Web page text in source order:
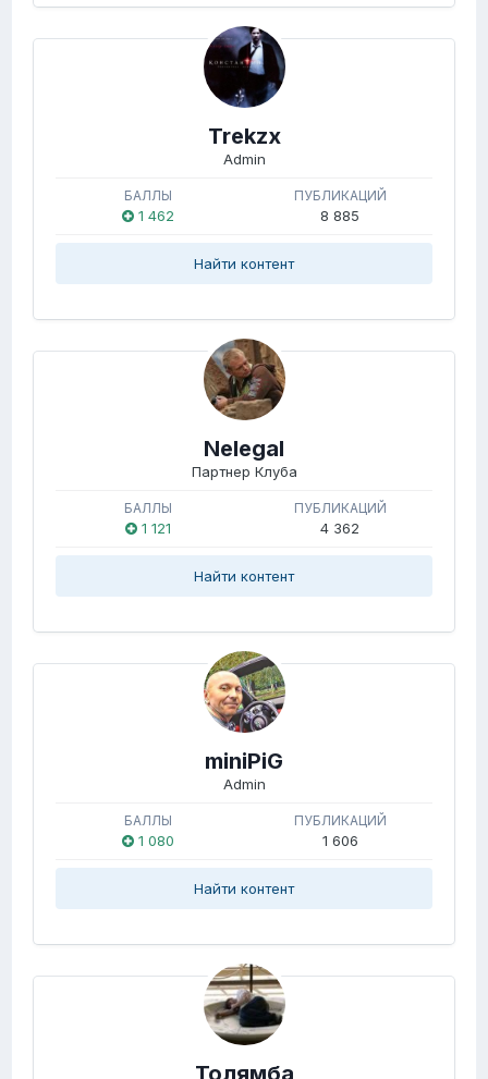
Trekzx
Admin
БАЛЛЫ
1 462
ПУБЛИКАЦИЙ
8 885
Найти контент
Nelegal
Партнер Клуба
БАЛЛЫ
1 121
ПУБЛИКАЦИЙ
4 362
Найти контент
miniPiG
Admin
БАЛЛЫ
1 080
ПУБЛИКАЦИЙ
1 606
Найти контент
Толямба